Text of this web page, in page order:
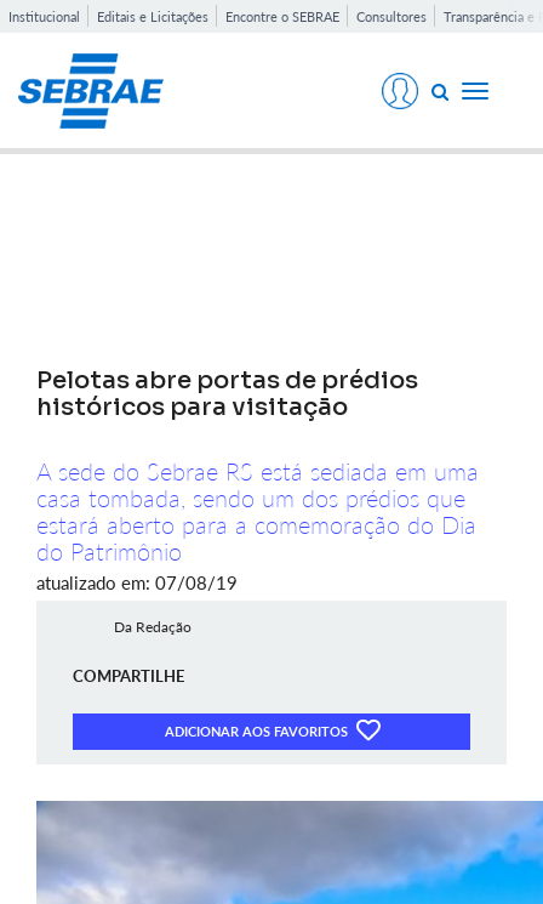
Institucional Editais e Licitações Encontre o SEBRAE Consultores Transparência e
Toggle
Pelotas abre portas de prédios
históricos para visitação
A sede do Sebrae RS está sediada em uma
casa tombada, sendo um dos prédios que
estará aberto para a comemoração do Dia
do Patrimônio
atualizado em: 07/08/19
Da Redação
COMPARTILHE
ADICIONAR AOS FAVORITOS